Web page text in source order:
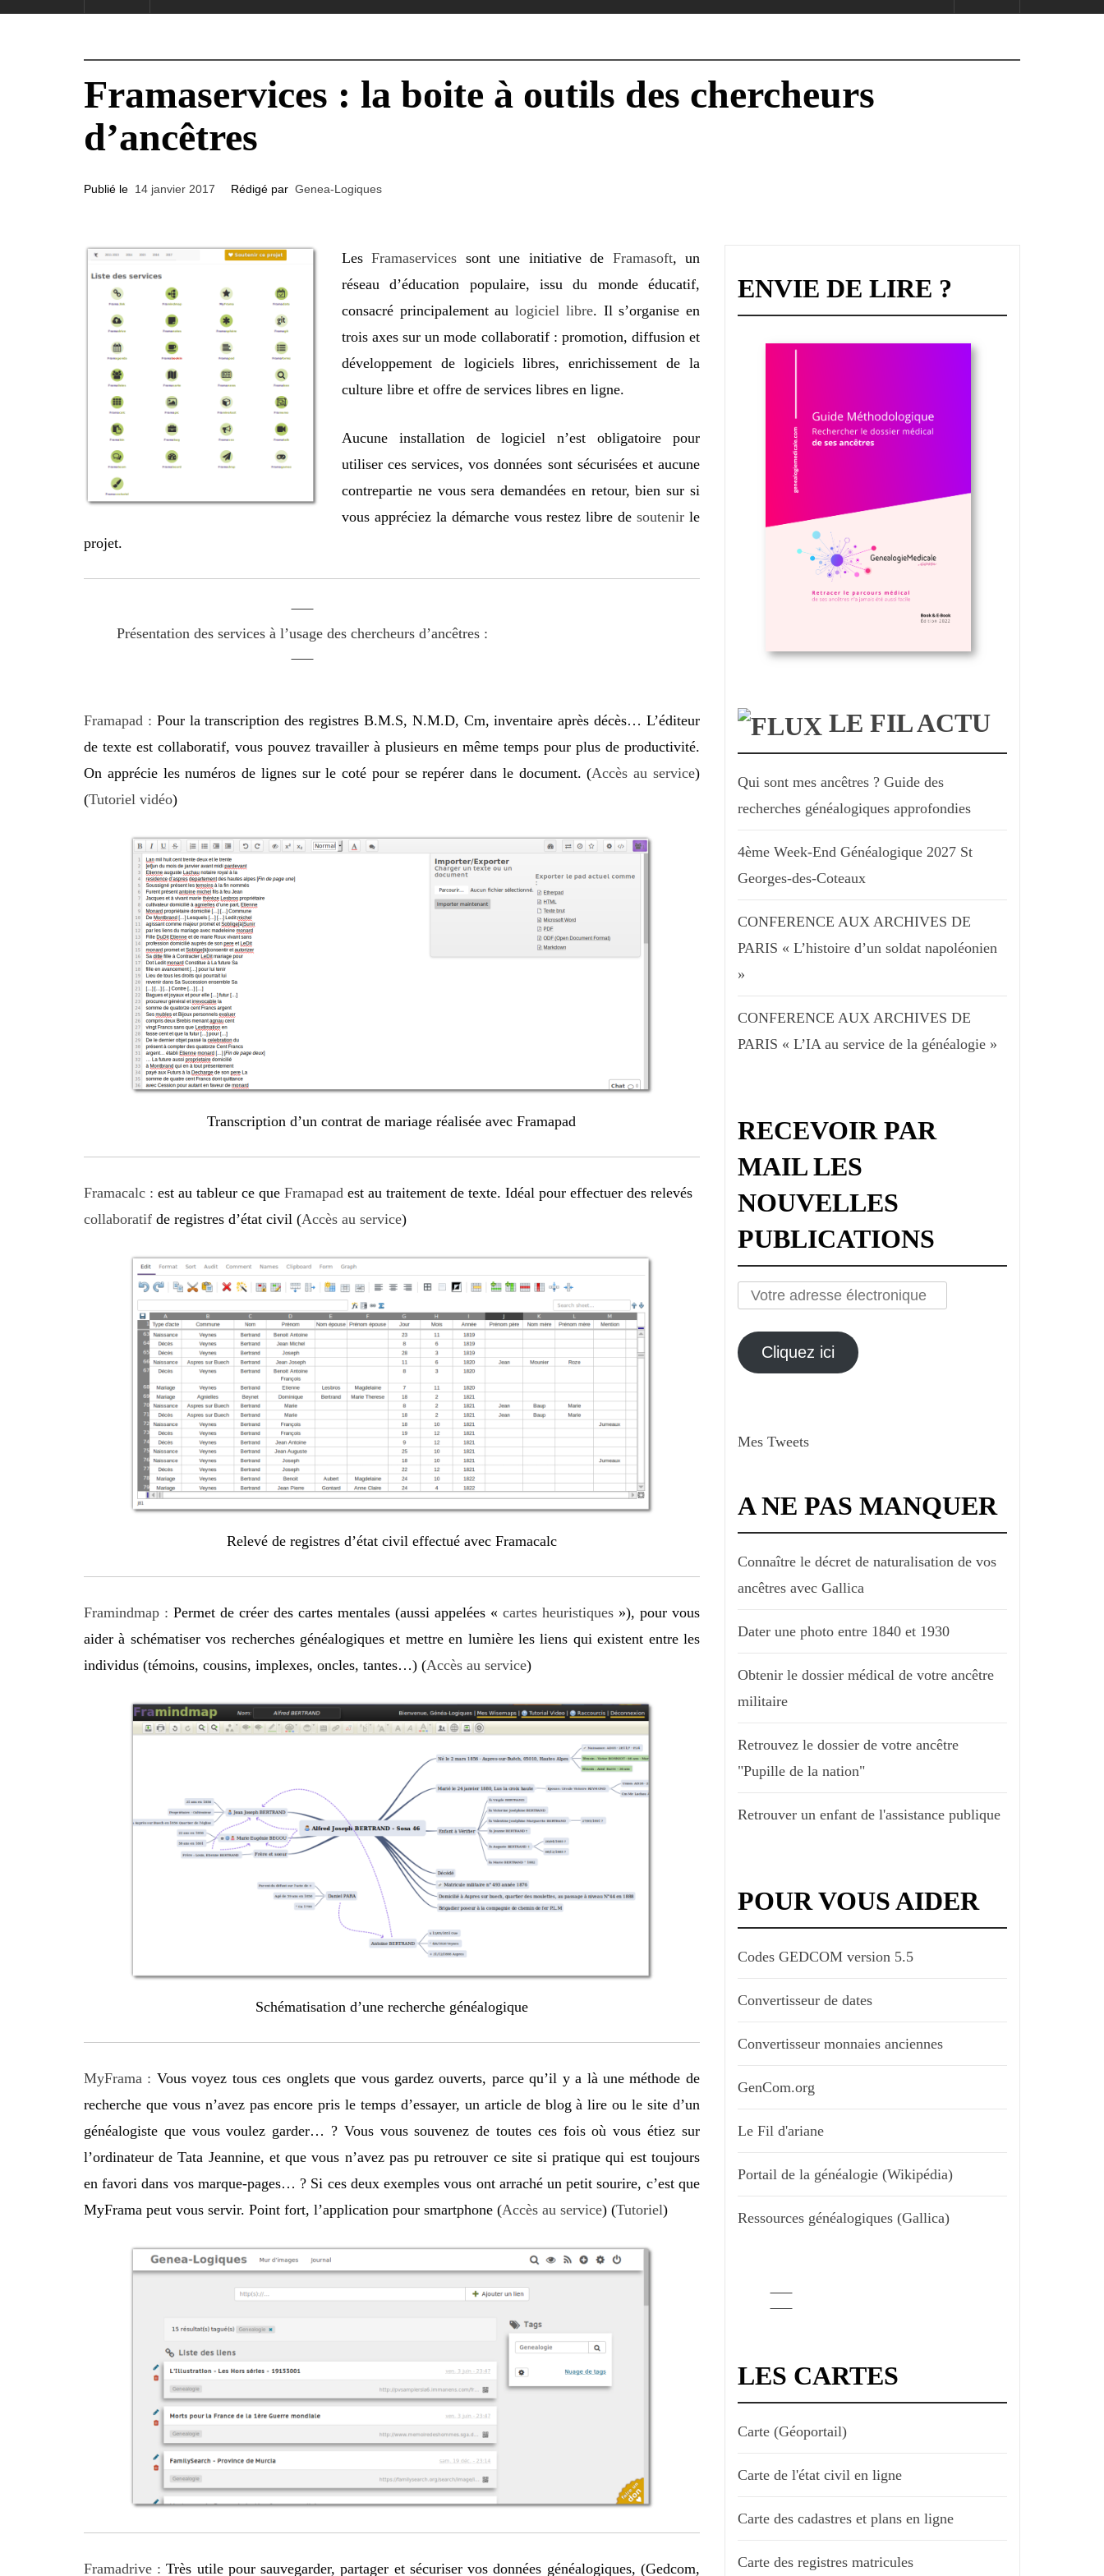
Framaservices : la boite à outils des chercheurs
d’ancêtres
Publié le 14 janvier 2017 Rédigé par Genea-Logiques
LesFramaservices sont une initiative de Framasoft, un
réseau d’éducation populaire, issu du monde éducatif,
consacré principalement aulogiciel libre. Il s’organise en
trois axes sur un mode collaboratif : promotion, diffusion et
développement de logiciels libres, enrichissement de la
culture libre et offre de services libres en ligne.
Aucune installation de logiciel n’est obligatoire pour
utiliser ces services, vos données sont sécurisées et aucune
contrepartie ne vous sera demandées en retour, bien sur si
vous appréciez la démarche vous restez libre desoutenir le
projet.
Présentation des services à l’usage des chercheurs d’ancêtres :
Framapad : Pour la transcription des registres B.M.S, N.M.D, Cm, inventaire après décès… L’éditeur
de texte est collaboratif, vous pouvez travailler à plusieurs en même temps pour plus de productivité.
On apprécie les numéros de lignes sur le coté pour se repérer dans le document. (Accès au service)
(Tutoriel vidéo)
Transcription d’un contrat de mariage réalisée avec Framapad
Framacalc : est au tableur ce que Framapad est au traitement de texte. Idéal pour effectuer des relevés
collaboratif de registres d’état civil (Accès au service)
Relevé de registres d’état civil effectué avec Framacalc
Framindmap : Permet de créer des cartes mentales (aussi appelées « cartes heuristiques»), pour vous
aider à schématiser vos recherches généalogiques et mettre en lumière les liens qui existent entre les
individus (témoins, cousins, implexes, oncles, tantes…) (Accès au service)
Schématisation d’une recherche généalogique
MyFrama : Vous voyez tous ces onglets que vous gardez ouverts, parce qu’il y a là une méthode de
recherche que vous n’avez pas encore pris le temps d’essayer, un article de blog à lire ou le site d’un
généalogiste que vous voulez garder… ? Vous vous souvenez de toutes ces fois où vous étiez sur
l’ordinateur de Tata Jeannine, et que vous n’avez pas pu retrouver ce site si pratique qui est toujours
en favori dans vos marque-pages… ? Si ces deux exemples vous ont arraché un petit sourire, c’est que
MyFrama peut vous servir. Point fort, l’application pour smartphone (Accès au service) (Tutoriel)
Framadrive : Très utile pour sauvegarder, partager et sécuriser vos données généalogiques, (Gedcom,
ENVIE DE LIRE ?
LE FIL ACTU
Qui sont mes ancêtres ? Guide des
recherches généalogiques approfondies
4ème Week-End Généalogique 2027 St
Georges-des-Coteaux
CONFERENCE AUX ARCHIVES DE
PARIS « L’histoire d’un soldat napoléonien
»
CONFERENCE AUX ARCHIVES DE
PARIS « L’IA au service de la généalogie »
RECEVOIR PAR
MAIL LES
NOUVELLES
PUBLICATIONS
Votre
électronique
Cliquez ici
Mes Tweets
A NE PAS MANQUER
Connaître le décret de naturalisation de vos
ancêtres avec Gallica
Dater une photo entre 1840 et 1930
Obtenir le dossier médical de votre ancêtre
militaire
Retrouvez le dossier de votre ancêtre
"Pupille de la nation"
Retrouver un enfant de l'assistance publique
POUR VOUS AIDER
Codes GEDCOM version 5.5
Convertisseur de dates
Convertisseur monnaies anciennes
GenCom.org
Le Fil d'ariane
Portail de la généalogie (Wikipédia)
Ressources généalogiques (Gallica)
LES CARTES
Carte (Géoportail)
Carte de l'état civil en ligne
Carte des cadastres et plans en ligne
Carte des registres matricules